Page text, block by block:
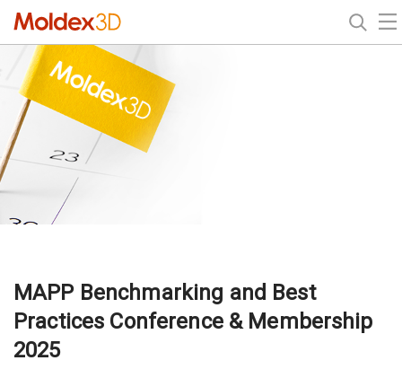
MAPP Benchmarking and Best
Practices Conference & Membership
2025